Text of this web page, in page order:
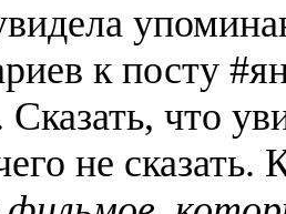
к посту
Сказать, что
не сказать.